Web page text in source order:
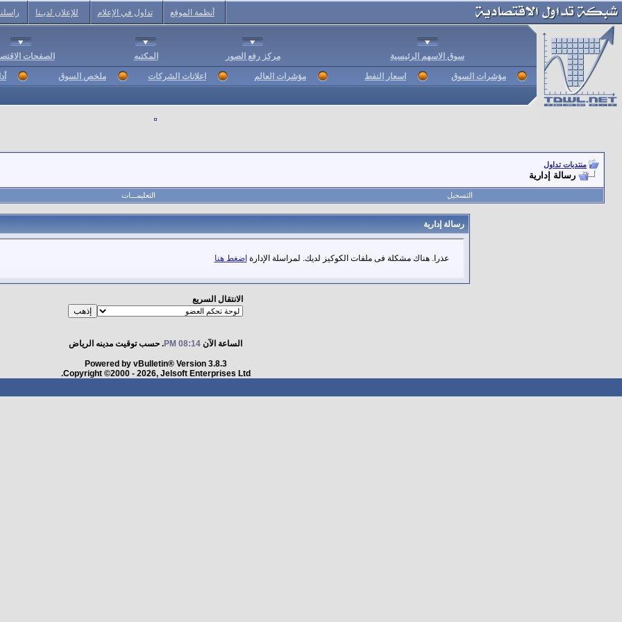
أنظمة الموقع تداول في الإعلام للإعلان لديـنا
سوق الاسهم الرئيسية مركز رفع الصور المكتبه الصفحات
مؤشرات السوق اسعار النفط مؤشرات العالم اعلانات الشركات ملخص السوق
منتديات تداول
رسالة إدارية
التسجيل التعليمـــات
رسالة إدارية
عذرا. هناك مشكلة فى ملفات الكوكيز لديك. لمراسلة الإدارة اضغط هنا
الانتقال السريع
الساعة الآن 08:14 PM . حسب توقيت مدينه الرياض
Powered by vBulletin® Version 3.8.3
Copyright ©2000 - 2026, Jelsoft Enterprises Ltd.